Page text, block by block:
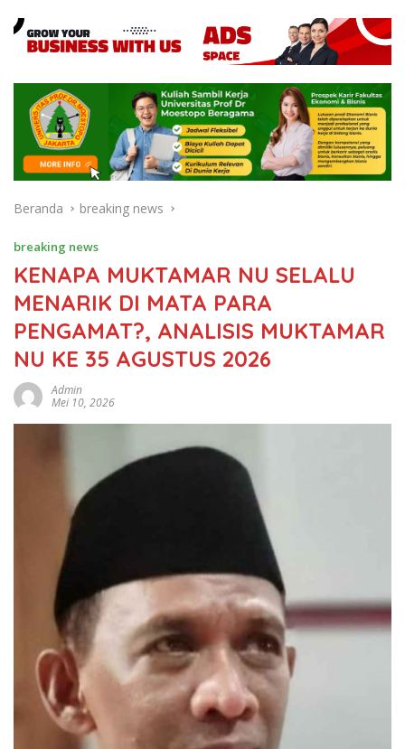
Beranda breaking news
breaking news
KENAPA MUKTAMAR NU SELALU
MENARIK DI MATA PARA
PENGAMAT?, ANALISIS MUKTAMAR
NU KE 35 AGUSTUS 2026
Admin
Mei 10, 2026